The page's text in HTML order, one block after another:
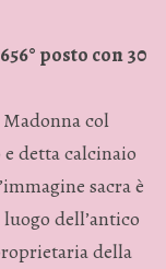
posto con 30
col
detta calcinaio
sacra è
dell’antico
della